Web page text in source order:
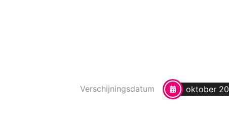
Verschijningsdatum oktober